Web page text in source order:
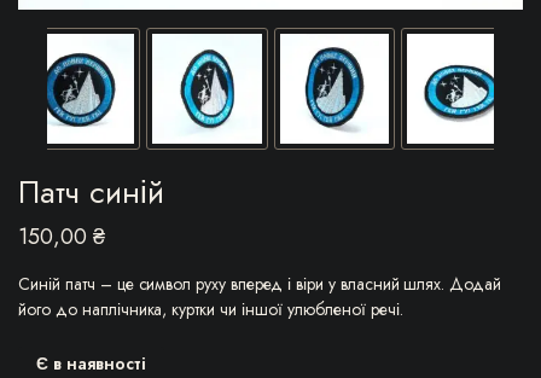
Патч синій
150,00 ₴
Синій патч – це символ руху вперед і віри у власний шлях. Додай
його до наплічника, куртки чи іншої улюбленої речі.
Є в наявності